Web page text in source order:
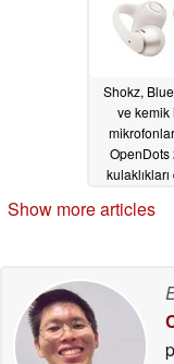
Shokz,
ve kemik
OpenDots
Show more articles